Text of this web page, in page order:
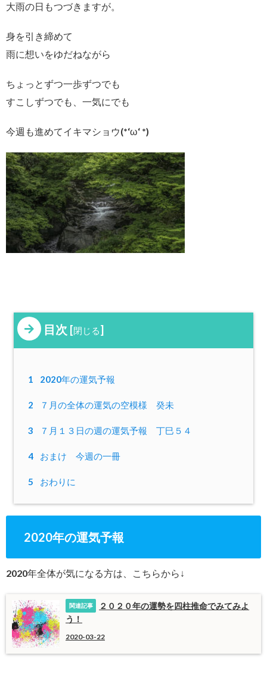
大雨の日もつづきますが。
身を引き締めて
雨に想いをゆだねながら
ちょっとずつ一歩ずつでも
すこしずつでも、一気にでも
今週も進めてイキマショウ(*‘ω‘ *)
目次 [閉じる]
1 2020年の運気予報
2 ７月の全体の運気の空模様 癸未
3 ７月１３日の週の運気予報 丁巳５４
4 おまけ 今週の一冊
5 おわりに
2020年の運気予報
2020年全体が気になる方は、こちらから↓
２０２０年の運勢を四柱推命でみてみよ
う！
2020-03-22